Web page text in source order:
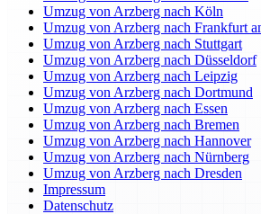
Umzug von Arzberg nach Köln
Umzug von Arzberg nach Frankfurt
Umzug von Arzberg nach Stuttgart
Umzug von Arzberg nach Düsseldorf
Umzug von Arzberg nach Leipzig
Umzug von Arzberg nach Dortmund
Umzug von Arzberg nach Essen
Umzug von Arzberg nach Bremen
Umzug von Arzberg nach Hannover
Umzug von Arzberg nach Nürnberg
Umzug von Arzberg nach Dresden
Impressum
Datenschutz